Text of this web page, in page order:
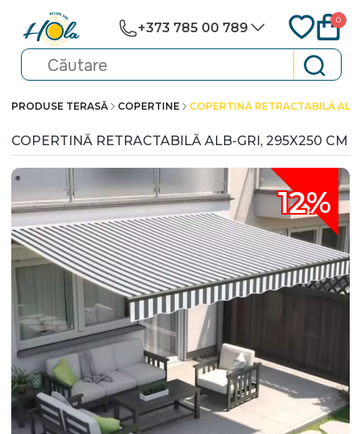
+373 785 00 789
0
PRODUSE TERASĂ COPERTINE COPERTINĂ RETRACTABILĂ
COPERTINĂ RETRACTABILĂ ALB-GRI, 295X250 CM
12%